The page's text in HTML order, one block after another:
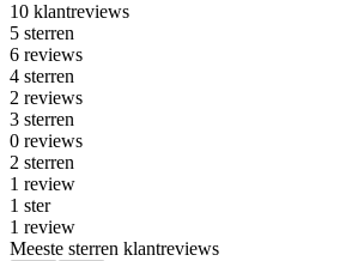
10 klantreviews
5 sterren
6 reviews
4 sterren
2 reviews
3 sterren
0 reviews
2 sterren
1 review
1 ster
1 review
Meeste sterren klantreviews